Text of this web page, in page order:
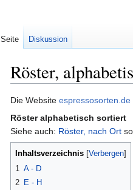
Röster,
Zur
Navigation
springen
Zur
Suche
springen
Die Website espressosorten.de
Röster alphabetisch sortiert
Siehe auch: Röster, nach Ort
Inhaltsverzeichnis
1 A - D
2 E - H
Seite Diskussion